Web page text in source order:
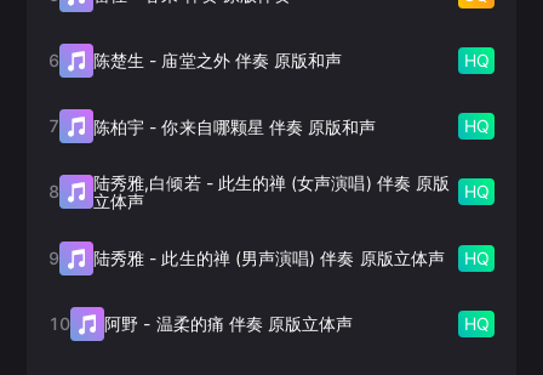
6 陈楚生 - 庙堂之外 伴奏 原版和声 HQ
7 陈柏宇 -你来自哪颗星 伴奏 原版和声 HQ
8 陆秀雅,白倾若- 此生的禅 (女声演唱) 伴奏 原版
立体声
HQ
9 陆秀雅 - 此生的禅 (男声演唱) 伴奏 原版立体声 HQ
10 阿野 - 温柔的痛 伴奏 原版立体声 HQ